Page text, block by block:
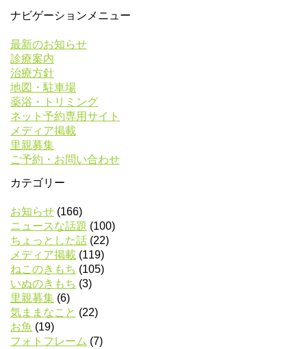
ナビゲーションメニュー
最新のお知らせ
診療案内
治療方針
地図・駐車場
薬浴・トリミング
ネット予約専用サイト
メディア掲載
里親募集
ご予約・お問い合わせ
カテゴリー
お知らせ (166)
ニュースな話題 (100)
ちょっとした話 (22)
メディア掲載 (119)
ねこのきもち (105)
いぬのきもち (3)
里親募集 (6)
気ままなこと (22)
お魚 (19)
フォトフレーム (7)